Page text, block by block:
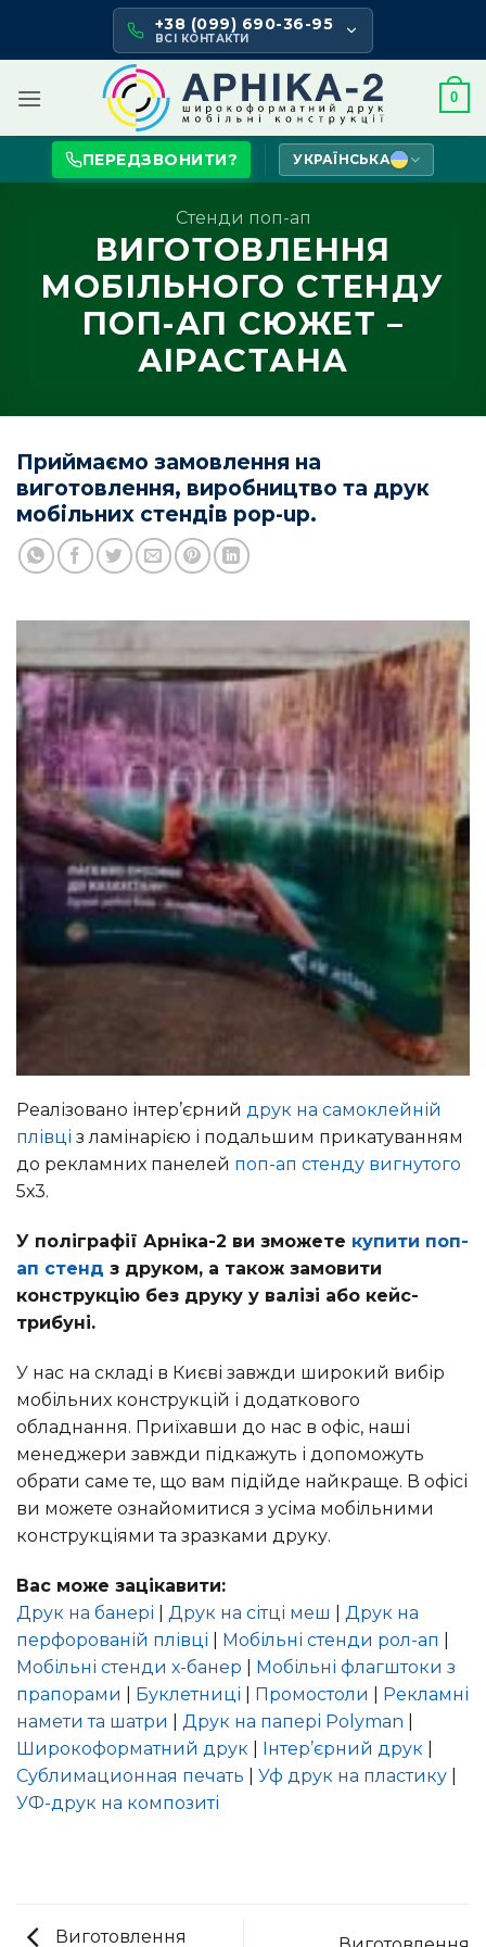
content
+38 (099) 690-36-95
ВСІ КОНТАКТИ
0
ПЕРЕДЗВОНИТИ? УКРАЇНСЬКА
Стенди поп-ап
ВИГОТОВЛЕННЯ
МОБІЛЬНОГО СТЕНДУ
ПОП-АП СЮЖЕТ –
АІРАСТАНА
Приймаємо замовлення на
виготовлення, виробництво та друк
мобільних стендів pop-up.
Реалізовано інтер’єрний друк на самоклейній
плівці з ламінарією і подальшим прикатуванням
до рекламних панелей поп-ап стенду вигнутого
5х3.
У поліграфії Арніка-2 ви зможете купити поп-
ап стенд з друком, а також замовити
конструкцію без друку у валізі або кейс-
трибуні.
У нас на складі в Києві завжди широкий вибір
мобільних конструкцій і додаткового
обладнання. Приїхавши до нас в офіс, наші
менеджери завжди підкажуть і допоможуть
обрати саме те, що вам підійде найкраще. В офісі
ви можете ознайомитися з усіма мобільними
конструкціями та зразками друку.
Вас може зацікавити:
Друк на банері
Друк на сітці меш
Друк на
перфорованій плівці
Мобільні стенди рол-ап
Мобільні стенди х-банер
Мобільні флагштоки з
прапорами
Буклетниці Промостоли
Рекламні
намети та шатри
Друк на папері Polyman
Широкоформатний друк
Інтер’єрний друк
Сублимационная печать
Уф друк на пластику
УФ-друк на композиті
Виготовлення